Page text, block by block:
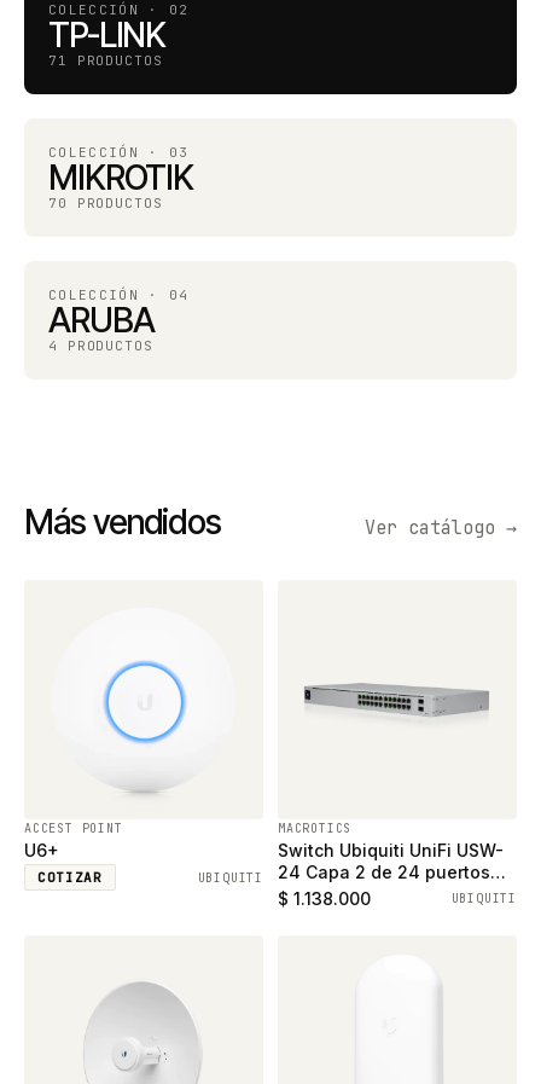
COLECCIÓN · 02
TP-LINK
71 PRODUCTOS
COLECCIÓN · 03
MIKROTIK
70 PRODUCTOS
COLECCIÓN · 04
ARUBA
4 PRODUCTOS
Más vendidos Ver catálogo →
ACCEST POINT
U6+
COTIZAR UBIQUITI
MACROTICS
Switch Ubiquiti UniFi USW-
24 Capa 2 de 24 puertos
ethernet gigabit y 2 puertos
$ 1.138.000 UBIQUITI